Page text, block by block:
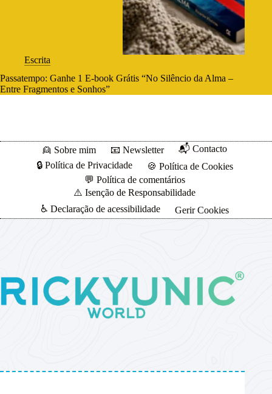
Escrita
Passatempo: Ganhe 1 E-book Grátis “No Silêncio da Alma –
Entre Fragmentos e Sonhos”
👱 Sobre mim 📧 Newsletter
📬 Contacto
🔒 Política de Privacidade
🍪 Política de Cookies
💬 Política de comentários
⚠️ Isenção de Responsabilidade
♿ Declaração de acessibilidade
Gerir Cookies